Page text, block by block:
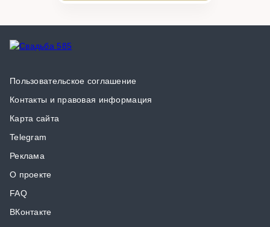
Пользовательское соглашение
Контакты и правовая информация
Карта сайта
Telegram
Реклама
О проекте
FAQ
ВКонтакте